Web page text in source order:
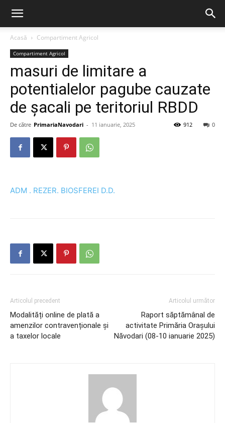
Acasă Compartiment Agricol
Compartiment Agricol
masuri de limitare a
potentialelor pagube cauzate
de șacali pe teritoriul RBDD
De către PrimariaNavodari - 11 ianuarie, 2025 0
912
ADM . REZER. BIOSFEREI D.D.
Articolul precedent
Modalități online de plată a
amenzilor contravenționale și
a taxelor locale
Articolul următor
Raport săptămânal de
activitate Primăria Orașului
Năvodari (08-10 ianuarie 2025)